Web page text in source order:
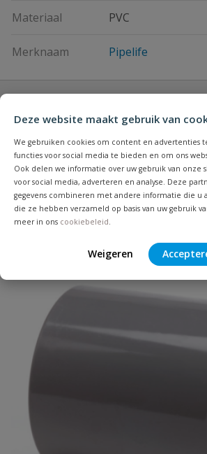
Deze website maakt gebruik van
We gebruiken cookies om content en advertenties
functies voor social media te bieden en om ons
Ook delen we informatie over uw gebruik van onze
voor social media, adverteren en analyse. Deze
gegevens combineren met andere informatie die u
die ze hebben verzameld op basis van uw gebruik
meer in ons cookiebeleid
Weigeren
Materiaal PVC
Merknaam Pipelife
Geen vragen
Heb je zelf ook een vraag over
dit product?
Beoordelingen
Schrijf zelf een
Je beoordeelt:PVC lijmmof 315 mm
Uw waardering:
Naam
Samenvatting
Bijpassende producten